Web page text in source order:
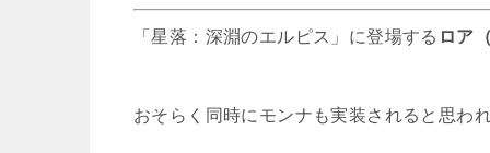
「星落：深淵のエルピス」に登場する ロア
おそらく同時にモンナも実装されると思わ